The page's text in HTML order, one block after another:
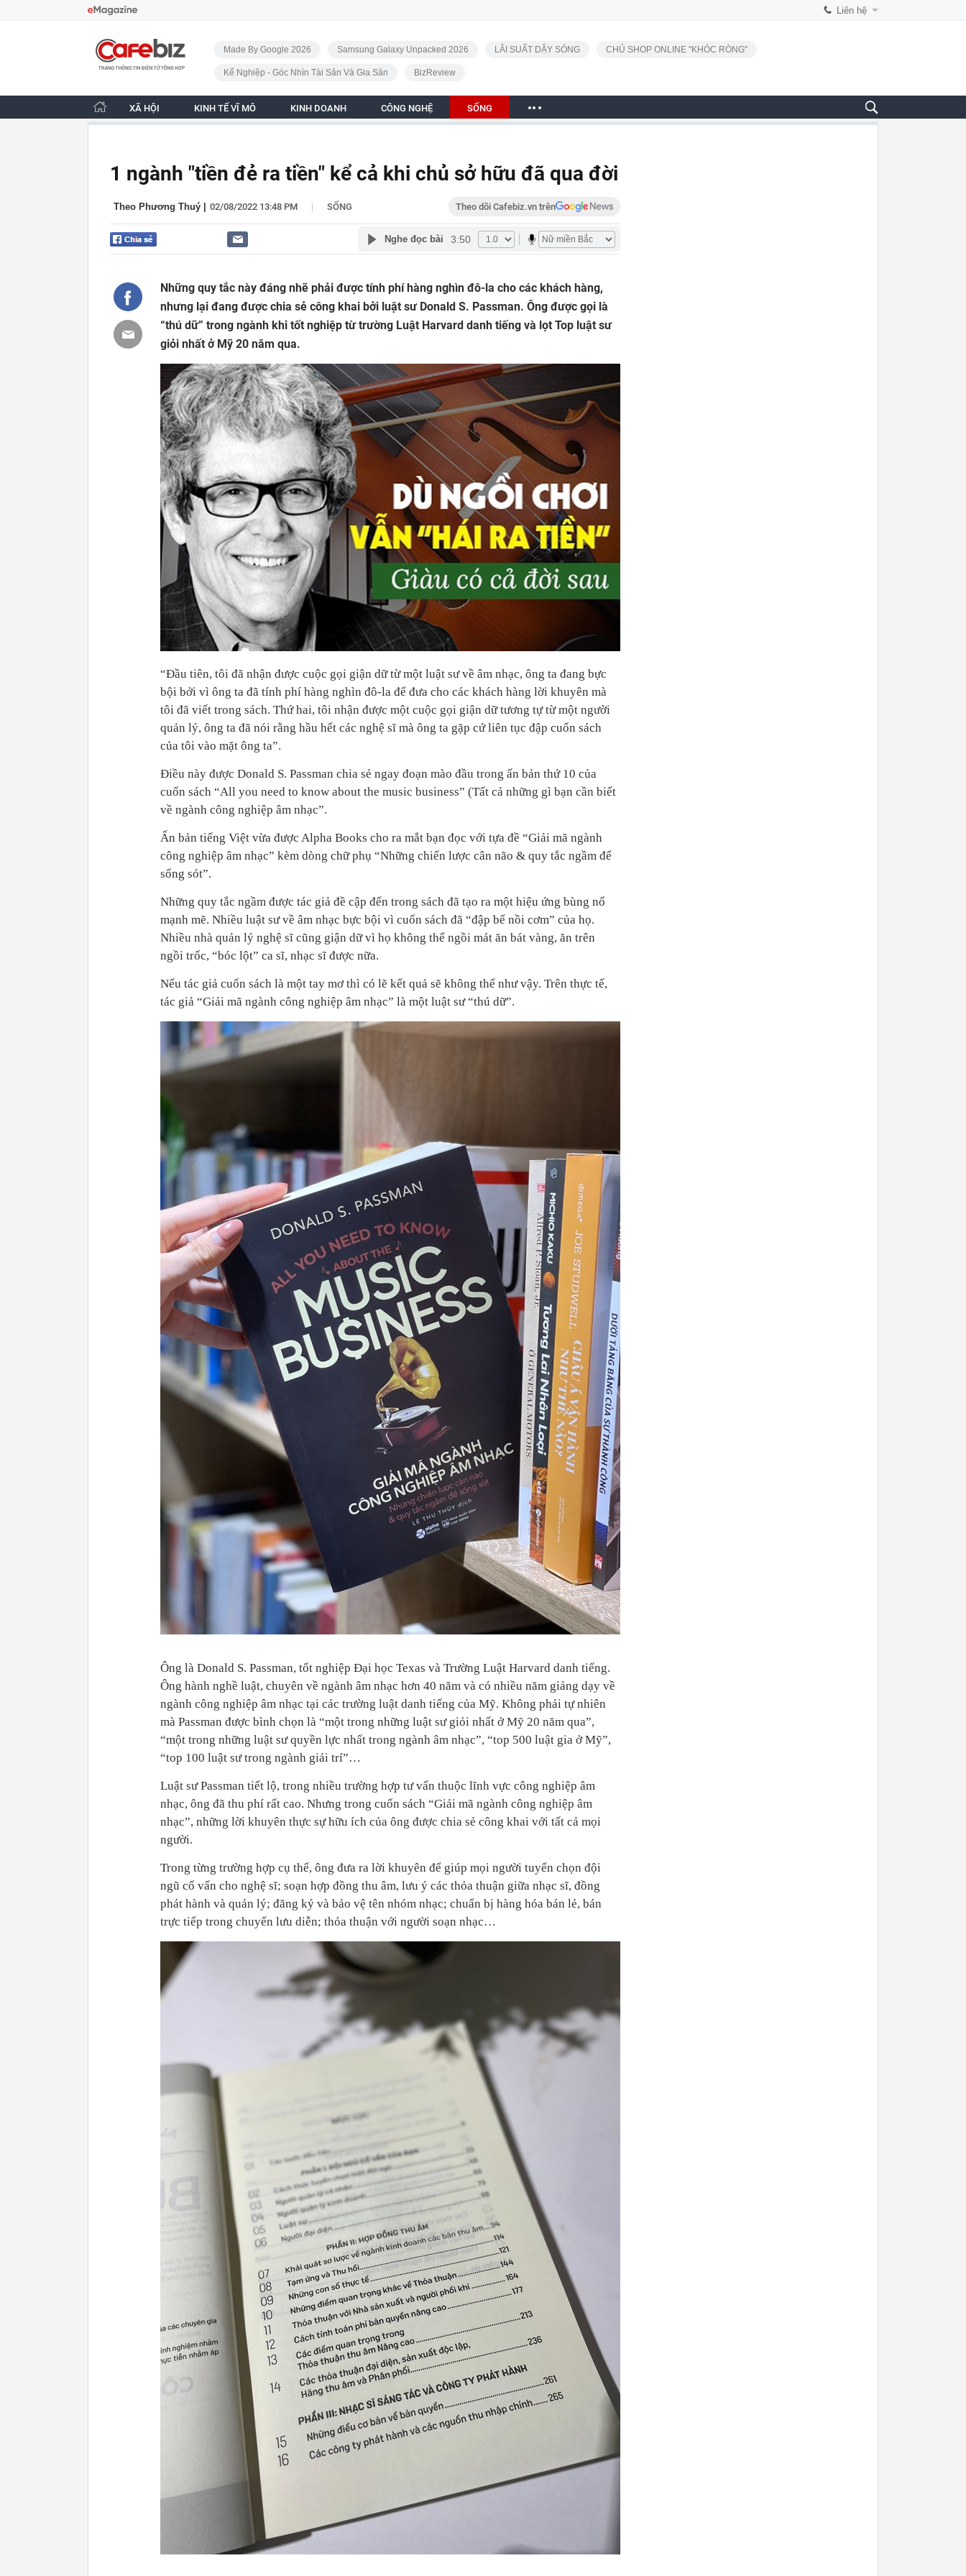
Liên hệ
CafeBiz - Trang chủ
Made By Google 2026 Samsung Galaxy Unpacked 2026 LÃI SUẤT DẬY SÓNG CHỦ SHOP ONLINE "KHÓC RÒNG"
Kế Nghiệp - Góc Nhìn Tài Sản Và Gia Sản BizReview
XÃ HỘI KINH TẾ VĨ MÔ KINH DOANH CÔNG NGHỆ SỐNG
1 ngành "tiền đẻ ra tiền" kể cả khi chủ sở hữu đã qua đời
Theo Phương Thuý 02/08/2022 13:48 PM | SỐNG Theo dõi Cafebiz.vn trên
Nghe đọc bài 3:50
Những quy tắc này đáng nhẽ phải được tính phí hàng nghìn đô-la cho các khách hàng,
nhưng lại đang được chia sẻ công khai bởi luật sư Donald S. Passman. Ông được gọi là
“thú dữ” trong ngành khi tốt nghiệp từ trường Luật Harvard danh tiếng và lọt Top luật sư
giỏi nhất ở Mỹ 20 năm qua.
“Đầu tiên, tôi đã nhận được cuộc gọi giận dữ từ một luật sư về âm nhạc, ông ta đang bực
bội bởi vì ông ta đã tính phí hàng nghìn đô-la để đưa cho các khách hàng lời khuyên mà
tôi đã viết trong sách. Thứ hai, tôi nhận được một cuộc gọi giận dữ tương tự từ một người
quản lý, ông ta đã nói rằng hầu hết các nghệ sĩ mà ông ta gặp cứ liên tục đập cuốn sách
của tôi vào mặt ông ta”.
Điều này được Donald S. Passman chia sẻ ngay đoạn mào đầu trong ấn bản thứ 10 của
cuốn sách “All you need to know about the music business” (Tất cả những gì bạn cần biết
về ngành công nghiệp âm nhạc”.
Ấn bản tiếng Việt vừa được Alpha Books cho ra mắt bạn đọc với tựa đề “Giải mã ngành
công nghiệp âm nhạc” kèm dòng chữ phụ “Những chiến lược cân não & quy tắc ngầm để
sống sót”.
Những quy tắc ngầm được tác giả đề cập đến trong sách đã tạo ra một hiệu ứng bùng nổ
mạnh mẽ. Nhiều luật sư về âm nhạc bực bội vì cuốn sách đã “đập bể nồi cơm” của họ.
Nhiều nhà quản lý nghệ sĩ cũng giận dữ vì họ không thể ngồi mát ăn bát vàng, ăn trên
ngồi trốc, “bóc lột” ca sĩ, nhạc sĩ được nữa.
Nếu tác giả cuốn sách là một tay mơ thì có lẽ kết quả sẽ không thể như vậy. Trên thực tế,
tác giả “Giải mã ngành công nghiệp âm nhạc” là một luật sư “thú dữ”.
Ông là Donald S. Passman, tốt nghiệp Đại học Texas và Trường Luật Harvard danh tiếng.
Ông hành nghề luật, chuyên về ngành âm nhạc hơn 40 năm và có nhiều năm giảng dạy về
ngành công nghiệp âm nhạc tại các trường luật danh tiếng của Mỹ. Không phải tự nhiên
mà Passman được bình chọn là “một trong những luật sư giỏi nhất ở Mỹ 20 năm qua”,
“một trong những luật sư quyền lực nhất trong ngành âm nhạc”, “top 500 luật gia ở Mỹ”,
“top 100 luật sư trong ngành giải trí”…
Luật sư Passman tiết lộ, trong nhiều trường hợp tư vấn thuộc lĩnh vực công nghiệp âm
nhạc, ông đã thu phí rất cao. Nhưng trong cuốn sách “Giải mã ngành công nghiệp âm
nhạc”, những lời khuyên thực sự hữu ích của ông được chia sẻ công khai với tất cả mọi
người.
Trong từng trường hợp cụ thể, ông đưa ra lời khuyên để giúp mọi người tuyển chọn đội
ngũ cố vấn cho nghệ sĩ; soạn hợp đồng thu âm, lưu ý các thỏa thuận giữa nhạc sĩ, đồng
phát hành và quản lý; đăng ký và bảo vệ tên nhóm nhạc; chuẩn bị hàng hóa bán lẻ, bán
trực tiếp trong chuyến lưu diễn; thỏa thuận với người soạn nhạc…